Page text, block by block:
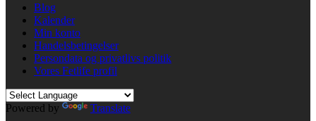
Blog
Kalender
Min konto
Handelsbetingelser
Persondata og privatlivs politik
Vores Fetlife profil
Powered by
Translate